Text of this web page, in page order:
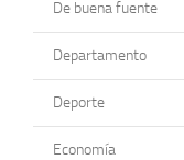
De buena fuente
Departamento
Deporte
Economía